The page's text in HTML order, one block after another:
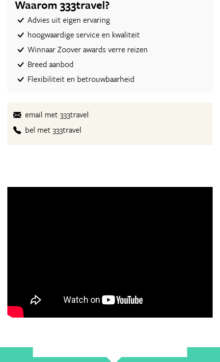
Waarom 333travel?
Advies uit eigen ervaring
hoogwaardige service en kwaliteit
Winnaar Zoover awards verre reizen
Breed aanbod
Flexibiliteit en betrouwbaarheid
email met 333travel
bel met 333travel